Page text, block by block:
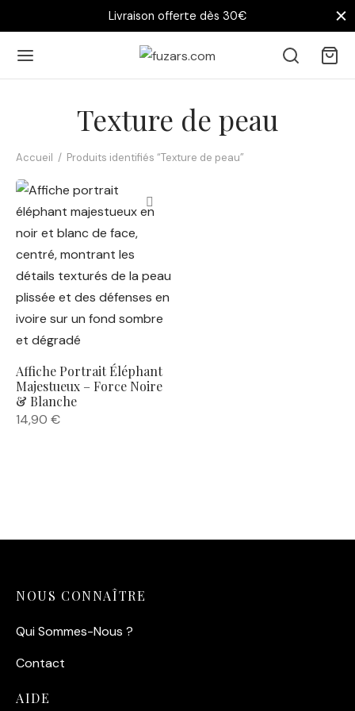
Livraison offerte dès 30€
Texture de peau
Accueil / Produits identifiés “Texture de peau”
Affiche Portrait Éléphant
Majestueux – Force Noire
& Blanche
14,90 €
NOUS CONNAÎTRE
Qui Sommes-Nous ?
Contact
AIDE